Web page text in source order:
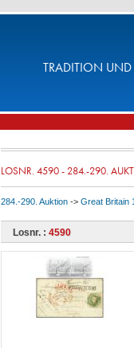
TRADITION UND
LOSNR. 4590 - 284.-290.
284.-290. Auktion -> Great Britain
Losnr. : 4590